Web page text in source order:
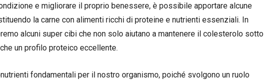
e migliorare il proprio benessere, è possibile apportare alcune
la carne con alimenti ricchi di proteine e nutrienti essenziali. In
alcuni super cibi che non solo aiutano a mantenere il colesterolo sotto
un profilo proteico eccellente.
fondamentali per il nostro organismo, poiché svolgono un ruolo